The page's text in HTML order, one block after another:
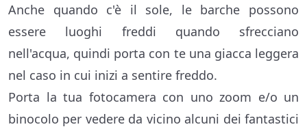
Anche quando c'è il sole, le barche possono
essere luoghi freddi quando sfrecciano
nell'acqua, quindi porta con te una giacca leggera
nel caso in cui inizi a sentire freddo.
Porta la tua fotocamera con uno zoom e/o un
binocolo per vedere da vicino alcuni dei fantastici